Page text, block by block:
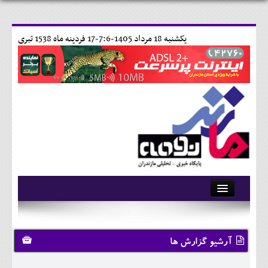
17 فردينه ماه 1538 تبری يکشنبه 18 مرداد 1405-7:6-
آرشیو
تماس با ما
وبلاگ
آرشیو گزارش ها